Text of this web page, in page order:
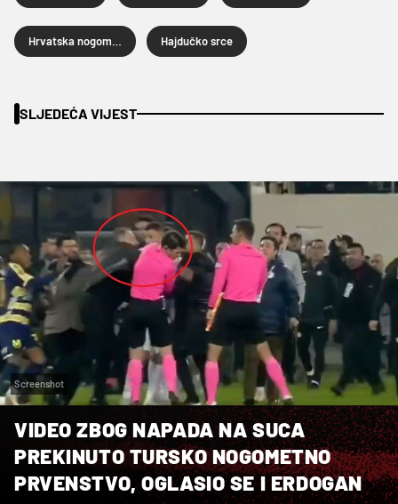
Hajdučko srce
SLJEDEĆA VIJEST
Screenshot
VIDEO ZBOG NAPADA NA SUCA
PREKINUTO TURSKO NOGOMETNO
PRVENSTVO, OGLASIO SE I ERDOGAN